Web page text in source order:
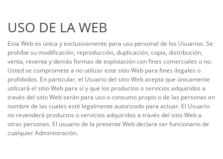
USO DE LA WEB
Esta Web es única y exclusivamente para uso personal de los Usuarios. Se
prohíbe su modificación, reproducción, duplicación, copia, distribución,
venta, reventa y demás formas de explotación con fines comerciales o no.
Usted se compromete a no utilizar este sitio Web para fines ilegales o
prohibidos. En particular, el Usuario del sitio Web acepta que únicamente
utilizará el sitio Web para sí y que los productos o servicios adquiridos a
través del sitio Web serán para uso o consumo propio o de las personas en
nombre de las cuales esté legalmente autorizado para actuar. El Usuario
no revenderá productos o servicios adquiridos a través del sitio Web a
otras personas. El usuario de la presente Web declara ser funcionario de
cualquier Administración.